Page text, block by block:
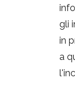
gli
in
a